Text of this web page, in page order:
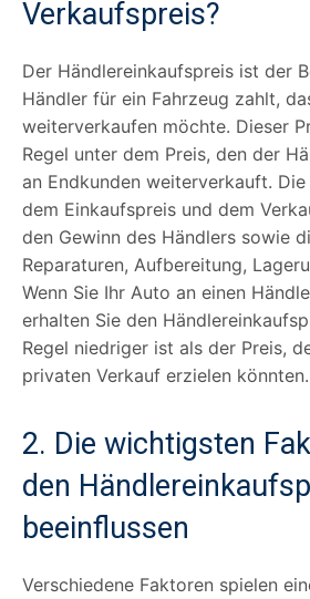
Verkaufspreis?
Der Händlereinkaufspreis ist der
Händler für ein Fahrzeug zahlt,
weiterverkaufen möchte. Dieser
Regel unter dem Preis, den der
an Endkunden weiterverkauft.
dem Einkaufspreis und dem
den Gewinn des Händlers sowie
Reparaturen, Aufbereitung,
Wenn Sie Ihr Auto an einen
erhalten Sie den
Regel niedriger ist als der Preis,
privaten Verkauf erzielen könnten.
2. Die wichtigsten
den
beeinflussen
Verschiedene Faktoren spielen